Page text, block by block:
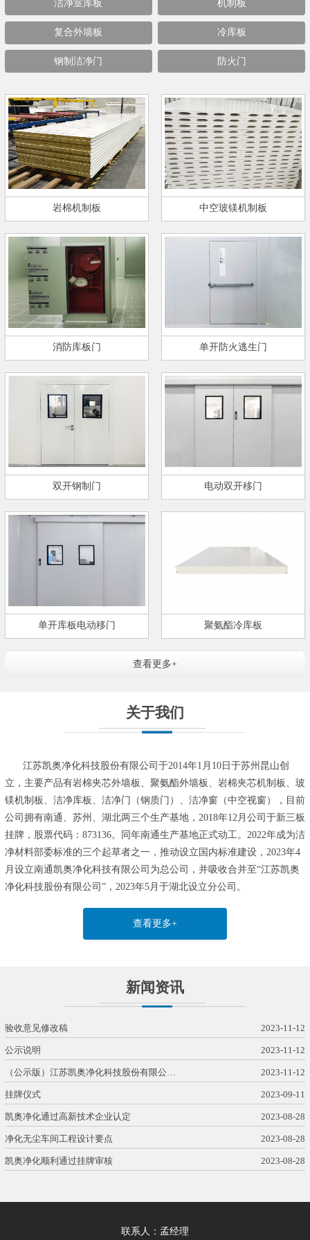
洁净室库板 机制板
复合外墙板 冷库板
钢制洁净门 防火门
岩棉机制板 中空玻镁机制板
消防库板门 单开防火逃生门
双开钢制门 电动双开移门
单开库板电动移门 聚氨酯冷库板
查看更多+
关于我们
江苏凯奥净化科技股份有限公司于2014年1月10日于苏州昆山创
立，主要产品有岩棉夹芯外墙板、聚氨酯外墙板、岩棉夹芯机制板、玻
镁机制板、洁净库板、洁净门（钢质门）、洁净窗（中空视窗），目前
公司拥有南通、苏州、湖北两三个生产基地，2018年12月公司于新三板
挂牌，股票代码：873136。同年南通生产基地正式动工。2022年成为洁
净材料部委标准的三个起草者之一，推动设立国内标准建设，2023年4
月设立南通凯奥净化科技有限公司为总公司，并吸收合并至“江苏凯奥
净化科技股份有限公司”，2023年5月于湖北设立分公司。
查看更多+
新闻资讯
验收意见修改稿 2023-11-12
公示说明 2023-11-12
（公示版）江苏凯奥净化科技股份有限公… 2023-11-12
挂牌仪式 2023-09-11
凯奥净化通过高新技术企业认定 2023-08-28
净化无尘车间工程设计要点 2023-08-28
凯奥净化顺利通过挂牌审核 2023-08-28
联系人：孟经理